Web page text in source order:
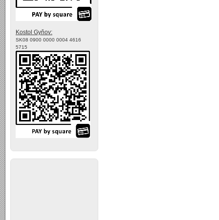
Kostol Gyňov:
SK08 0900 0000 0004 4616
5715